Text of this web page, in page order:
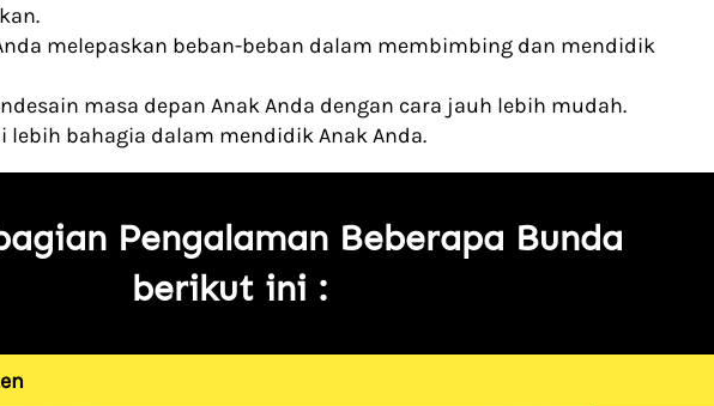
melepaskan beban-beban dalam membimbing dan mendidik
masa depan Anak Anda dengan cara jauh lebih mudah.
lebih bahagia dalam mendidik Anak Anda.
Pengalaman Beberapa Bunda
berikut ini :